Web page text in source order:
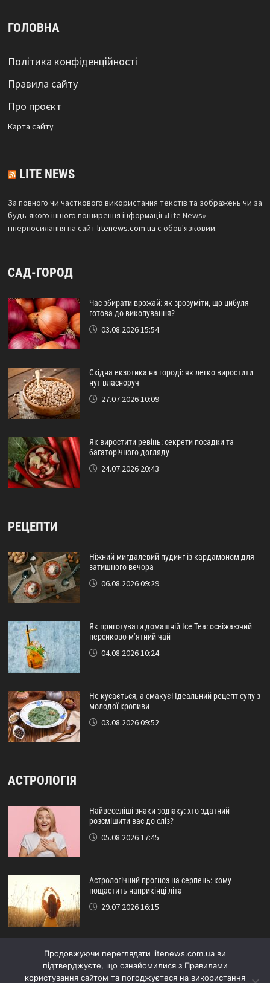
ГОЛОВНА
Політика конфіденційності
Правила сайту
Про проєкт
Карта сайтy
LITE NEWS
За повного чи часткового використання текстів та зображень чи за
будь-якого іншого поширення інформації «Lite News»
гіперпосилання на сайтlitenews.com.ua є обов'язковим.
САД-ГОРОД
Час збирати врожай: як зрозуміти, що цибуля
готова до викопування?
03.08.2026 15:54
Східна екзотика на городі: як легко виростити
нут власноруч
27.07.2026 10:09
Як виростити ревінь: секрети посадки та
багаторічного догляду
24.07.2026 20:43
РЕЦЕПТИ
Ніжний мигдалевий пудинг із кардамоном для
затишного вечора
06.08.2026 09:29
Як приготувати домашній Ice Tea: освіжаючий
персиково-м’ятний чай
04.08.2026 10:24
Не кусається, а смакує! Ідеальний рецепт супу з
молодої кропиви
03.08.2026 09:52
АСТРОЛОГІЯ
Найвеселіші знаки зодіаку: хто здатний
розсмішити вас до сліз?
05.08.2026 17:45
Астрологічний прогноз на серпень: кому
пощастить наприкінці літа
29.07.2026 16:15
Ідеальний друг за знаком зодіаку: хто ніколи не
підведе?
24.07.2026 17:48
Продовжуючи переглядати litenews.com.ua ви
підтверджуєте, що ознайомилися з Правилами
користування сайтом та погоджуєтеся на використання